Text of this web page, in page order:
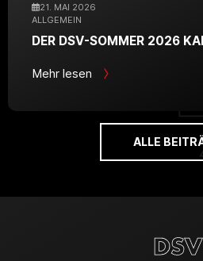
21. MAI 2026
ALLGEMEIN
DER DSV-SOMMER 2026
Mehr lesen
ALLE
DSV